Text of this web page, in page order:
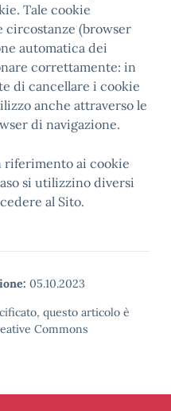
Tale cookie
circostanze (browser
automatica dei
correttamente: in
di cancellare i cookie
anche attraverso le
di navigazione.
riferimento ai cookie
si utilizzino diversi
al Sito.
05.10.2023
questo articolo è
Commons